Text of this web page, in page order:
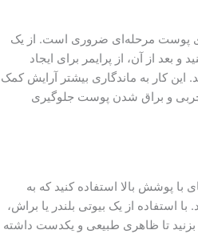
پوست مرحله‌ای ضروری است. از یک
بعد از آن، از پرایمر برای ایجاد
این کار به ماندگاری بیشتر آرایش کمک
چربی و براق شدن پوست جلوگیری
با پوشش بالا استفاده کنید که به
استفاده از یک بیوتی بلندر یا براش،
تا ظاهری طبیعی و یکدست داشته